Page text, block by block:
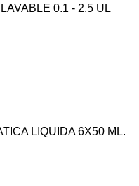
0.1 - 2.5 UL
LIQUIDA 6X50 ML.